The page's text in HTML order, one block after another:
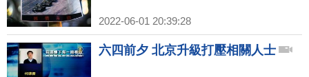
2022-06-01 20:39:28
六四前夕 北京升級打壓相關人士